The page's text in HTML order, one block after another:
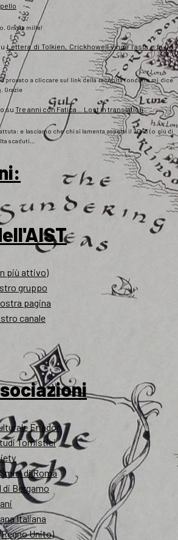
Grazie mille!
Lettera di Tolkien, Crickhowell vince l’asta e fa un
provato a cliccare sul link della raccolta fondi ma mi dice
Grazie
su Tre anni con Fatica… Lost in translation
e lasciamo che chi si lamenta aspetti il 2043 (o giù di
scaduti…
:
più attivo)
gruppo
pagina
canale
Eriador
Tomistici
di Roma
di Bergamo
Italiana
Unito)